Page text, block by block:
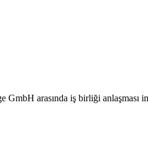
arasında iş birliği